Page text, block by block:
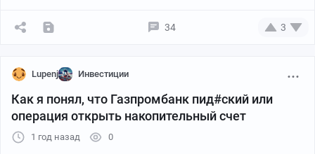
34 3
Lupenj Инвестиции
Как я понял, что Газпромбанк пид#ский или
операция открыть накопительный счет
1 год назад 0